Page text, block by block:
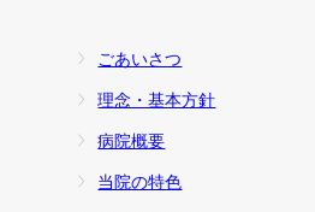
ごあいさつ
理念・基本方針
病院概要
当院の特色